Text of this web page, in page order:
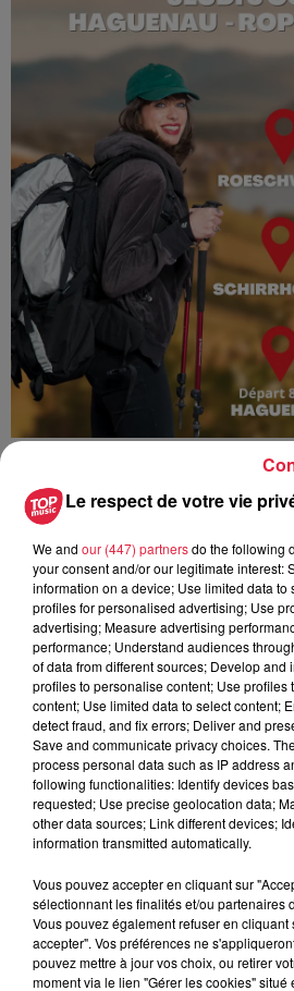
Jour 4 : Haguenau - Roppenheim
5h54 de marche / 26 kms
Départ de Haguenau Crédit
à 8h45directionSchirrhein
arrivée Schirrhein -on passe
mutuel 77 rue principale
marche, 5,8 kms (arrivée vers
Schirrhein -Schirrhoffen-
Soufflenheim1h15 de marche
30) -PAUSE DEJ
Départ de Soufflenheim vers
crédit mutuel Roeschwoog
1h20 de marche, (arrivée vers
Roeschwoog direction
Outlets(via la D136, on passe
Le respect de votre vie
We and our (447) partnersdo the following
your consent and/or our legitimate interest:
information on a device; Use limited data to
profiles for personalised advertising; Use
advertising; Measure advertising
performance; Understand audiences
of data from different sources; Develop and
profiles to personalise content; Use profiles
content; Use limited data to select content;
detect fraud, and fix errors; Deliver and
Save and communicate privacy choices.
process personal data such as IP address
following functionalities: Identify devices
requested; Use precise geolocation data;
other data sources; Link different devices;
information transmitted automatically.
Vous pouvez accepter en cliquant sur
sélectionnant les finalités et/ou partenaires
Vous pouvez également refuser en cliquant
accepter". Vos préférences ne
pouvez mettre à jour vos choix, ou retirer
moment via le lien "Gérer les cookies" situé